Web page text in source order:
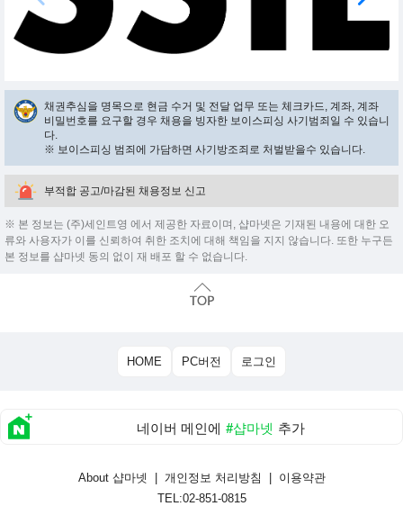
채권추심을 명목으로 현금 수거 및 전달 업무 또는 체크카드, 계좌, 계좌
비밀번호를 요구할 경우 채용을 빙자한 보이스피싱 사기범죄일 수 있습니
다.
※ 보이스피싱 범죄에 가담하면 사기방조죄로 처벌받을수 있습니다.
부적합 공고/마감된 채용정보 신고
※ 본 정보는 (주)세인트영 에서 제공한 자료이며, 샵마넷은 기재된 내용에 대한 오
류와 사용자가 이를 신뢰하여 취한 조치에 대해 책임을 지지 않습니다. 또한 누구든
본 정보를 샵마넷 동의 없이 재 배포 할 수 없습니다.
HOME PC버전 로그인
네이버 메인에 #샵마넷 추가
About 샵마넷 개인정보 처리방침
이용약관
TEL:02-851-0815